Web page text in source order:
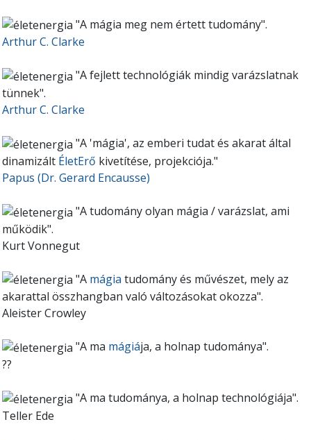
"A mágia meg nem értett tudomány".
Arthur C. Clarke
"A fejlett technológiák mindig varázslatnak
tünnek".
Arthur C. Clarke
"A 'mágia', az emberi tudat és akarat által
dinamizált ÉletErő kivetítése, projekciója."
Papus (Dr. Gerard Encausse)
"A tudomány olyan mágia / varázslat, ami
működik".
Kurt Vonnegut
"A mágia tudomány és művészet, mely az
akarattal összhangban való változásokat okozza".
Aleister Crowley
"A ma mágiája, a holnap tudománya".
??
"A ma tudománya, a holnap technológiája".
Teller Ede